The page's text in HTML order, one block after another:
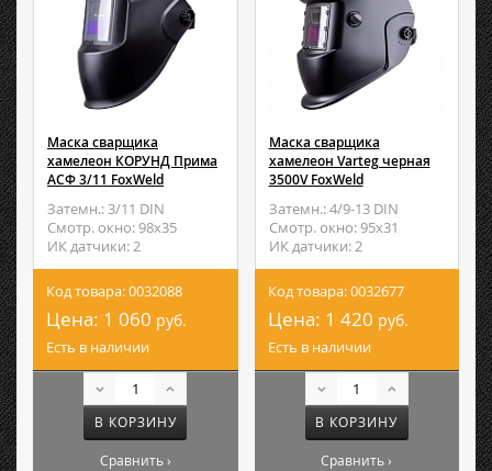
Маска сварщика
хамелеон КОРУНД Прима
АСФ 3/11 FoxWeld
Затемн.: 3/11 DIN
Смотр. окно: 98х35
ИК датчики: 2
Код товара: 0032088
Цена: 1 060 руб.
Есть в наличии
В КОРЗИНУ
Сравнить ›
Маска сварщика
хамелеон Varteg черная
3500V FoxWeld
Затемн.: 4/9-13 DIN
Смотр. окно: 95х31
ИК датчики: 2
Код товара: 0032677
Цена: 1 420 руб.
Есть в наличии
В КОРЗИНУ
Сравнить ›